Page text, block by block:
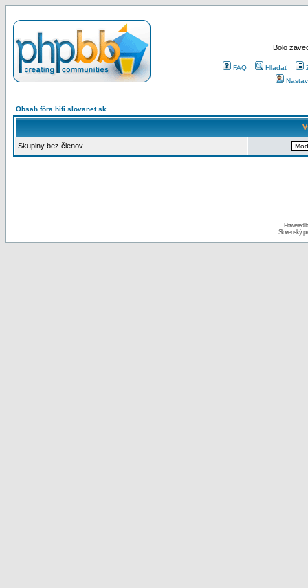
Bolo
FAQ Hľadať
Obsah fóra hifi.slovanet.sk
Skupiny bez členov.
Powered
Slovenský